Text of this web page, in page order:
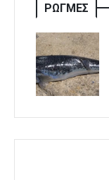
ΡΩΓΜΕΣ